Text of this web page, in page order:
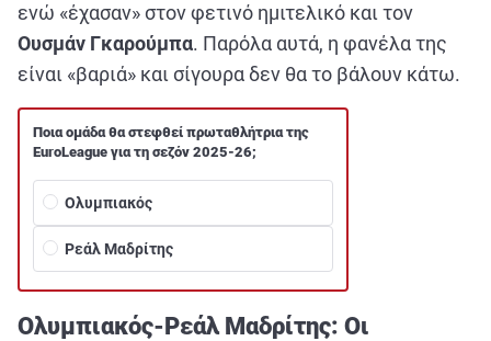
ενώ «έχασαν» στον φετινό ημιτελικό και τον
Ουσμάν Γκαρούμπα. Παρόλα αυτά, η φανέλα της
είναι «βαριά» και σίγουρα δεν θα το βάλουν κάτω.
Ποια ομάδα θα στεφθεί πρωταθλήτρια της
EuroLeague για τη σεζόν 2025-26;
Ολυμπιακός
Ρεάλ Μαδρίτης
Ολυμπιακός-Ρεάλ Μαδρίτης: Οι